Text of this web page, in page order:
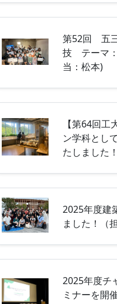
第52回 五
技 テーマ
当：松本)
【第64回工
ン学科とし
たしました
2025年度建
ました！（
2025年度チ
ミナーを開